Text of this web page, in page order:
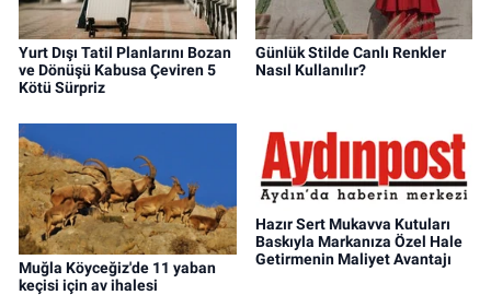
Yurt Dışı Tatil Planlarını Bozan
ve Dönüşü Kabusa Çeviren 5
Kötü Sürpriz
Günlük Stilde Canlı Renkler
Nasıl Kullanılır?
Muğla Köyceğiz'de 11 yaban
keçisi için av ihalesi
Hazır Sert Mukavva Kutuları
Baskıyla Markanıza Özel Hale
Getirmenin Maliyet Avantajı